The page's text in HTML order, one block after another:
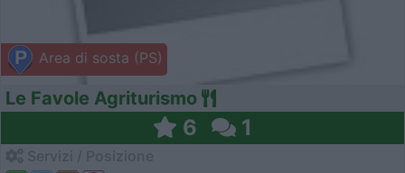
Area di sosta (PS)
Le Favole Agriturismo
6 1